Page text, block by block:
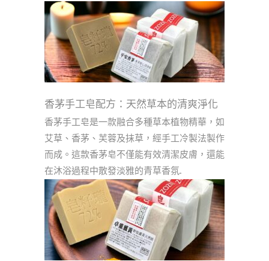
香茅手工皂配方：天然草本的清爽淨化
香茅手工皂是一款融合多種草本植物精華，如
艾草、香茅、芙蓉及抹草，經手工冷製法製作
而成。這款香茅皂不僅能有效清潔皮膚，還能
在沐浴過程中散發淡雅的青草香氛...